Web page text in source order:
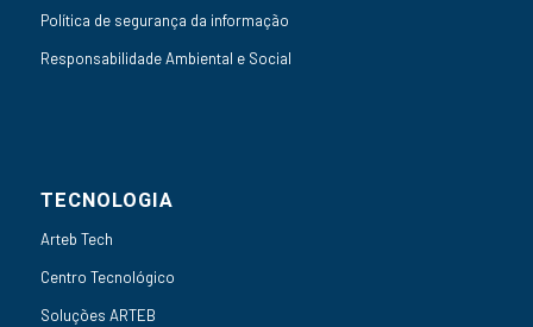
Política de segurança da informação
Responsabilidade Ambiental e Social
TECNOLOGIA
Arteb Tech
Centro Tecnológico
Soluções ARTEB